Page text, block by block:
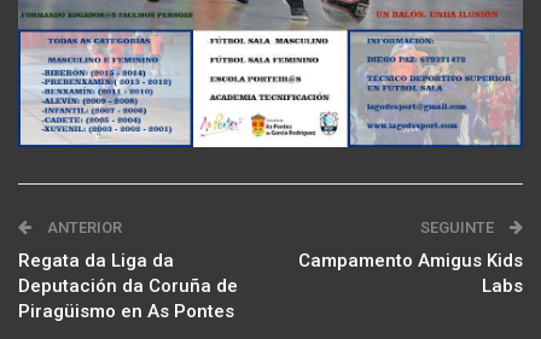
ANTERIOR
Regata da Liga da
Deputación da Coruña de
Piragüismo en As Pontes
SEGUINTE
Campamento Amigus Kids
Labs